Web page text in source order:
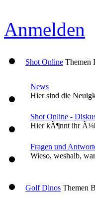
Anmelden
Shot Online Themen
News
Hier sind die
Shot Online -
Hier kÃ¶nnt ihr
Fragen und
Wieso, weshalb,
Golf Dinos Themen